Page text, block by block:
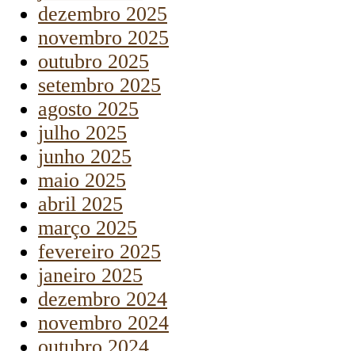
dezembro 2025
novembro 2025
outubro 2025
setembro 2025
agosto 2025
julho 2025
junho 2025
maio 2025
abril 2025
março 2025
fevereiro 2025
janeiro 2025
dezembro 2024
novembro 2024